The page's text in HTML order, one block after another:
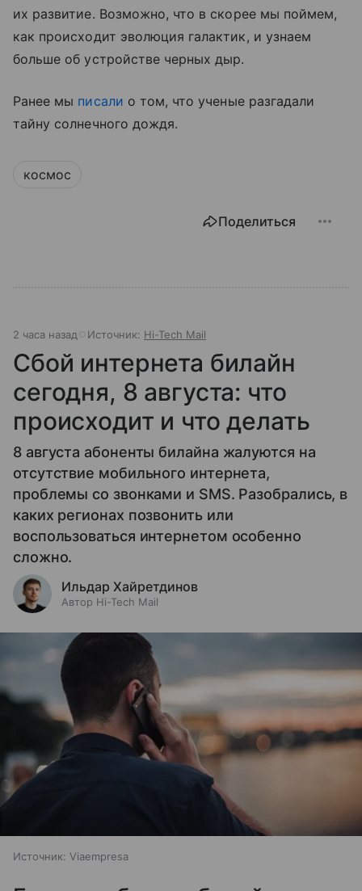
их развитие. Возможно, что в скорее мы поймем,
как происходит эволюция галактик, и узнаем
больше об устройстве черных дыр.
Ранее мы писали о том, что ученые разгадали
тайну солнечного дождя.
космос
Поделиться
2 часа назад Источник: Hi-Tech Mail
Сбой интернета билайн
сегодня, 8 августа: что
происходит и что делать
8 августа абоненты билайна жалуются на
отсутствие мобильного интернета,
проблемы со звонками и SMS. Разобрались, в
каких регионах позвонить или
воспользоваться интернетом особенно
сложно.
Ильдар Хайретдинов
Автор Hi-Tech Mail
Источник: Viaempresa